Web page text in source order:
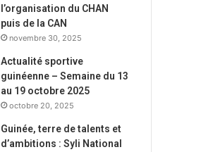
l’organisation du CHAN
puis de la CAN
novembre 30, 2025
Actualité sportive
guinéenne – Semaine du 13
au 19 octobre 2025
octobre 20, 2025
Guinée, terre de talents et
d’ambitions : Syli National